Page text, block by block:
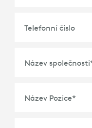
Telefonní číslo
Název společnosti
Název Pozice*